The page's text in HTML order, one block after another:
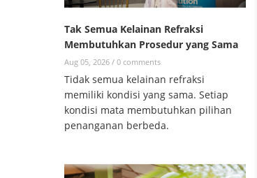
Tak Semua Kelainan Refraksi
Membutuhkan Prosedur yang Sama
Aug 05, 2026 / 0 comments
Tidak semua kelainan refraksi
memiliki kondisi yang sama. Setiap
kondisi mata membutuhkan pilihan
penanganan berbeda.